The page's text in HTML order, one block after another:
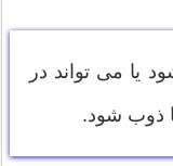
یا می تواند در
ذوب شود.